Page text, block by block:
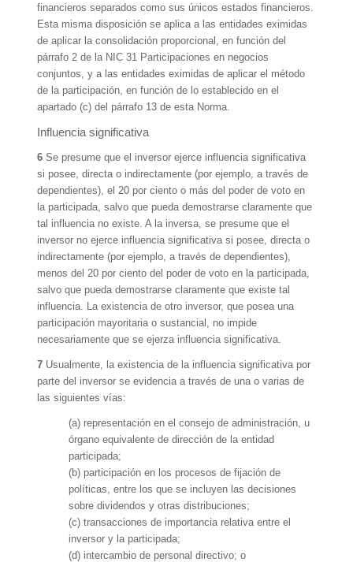
financieros separados como sus únicos estados financieros.
Esta misma disposición se aplica a las entidades eximidas
de aplicar la consolidación proporcional, en función del
párrafo 2 de la NIC 31 Participaciones en negocios
conjuntos, y a las entidades eximidas de aplicar el método
de la participación, en función de lo establecido en el
apartado (c) del párrafo 13 de esta Norma.
Influencia significativa
6 Se presume que el inversor ejerce influencia significativa
si posee, directa o indirectamente (por ejemplo, a través de
dependientes), el 20 por ciento o más del poder de voto en
la participada, salvo que pueda demostrarse claramente que
tal influencia no existe. A la inversa, se presume que el
inversor no ejerce influencia significativa si posee, directa o
indirectamente (por ejemplo, a través de dependientes),
menos del 20 por ciento del poder de voto en la participada,
salvo que pueda demostrarse claramente que existe tal
influencia. La existencia de otro inversor, que posea una
participación mayoritaria o sustancial, no impide
necesariamente que se ejerza influencia significativa.
7 Usualmente, la existencia de la influencia significativa por
parte del inversor se evidencia a través de una o varias de
las siguientes vías:
(a) representación en el consejo de administración, u
órgano equivalente de dirección de la entidad
participada;
(b) participación en los procesos de fijación de
políticas, entre los que se incluyen las decisiones
sobre dividendos y otras distribuciones;
(c) transacciones de importancia relativa entre el
inversor y la participada;
(d) intercambio de personal directivo; o